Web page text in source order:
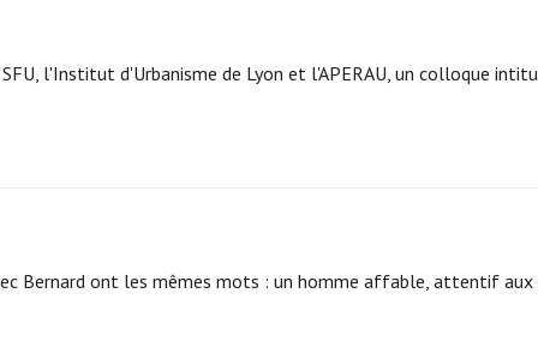
l'Institut d'Urbanisme de Lyon et l'APERAU, un colloque
Bernard ont les mêmes mots : un homme affable, attentif aux